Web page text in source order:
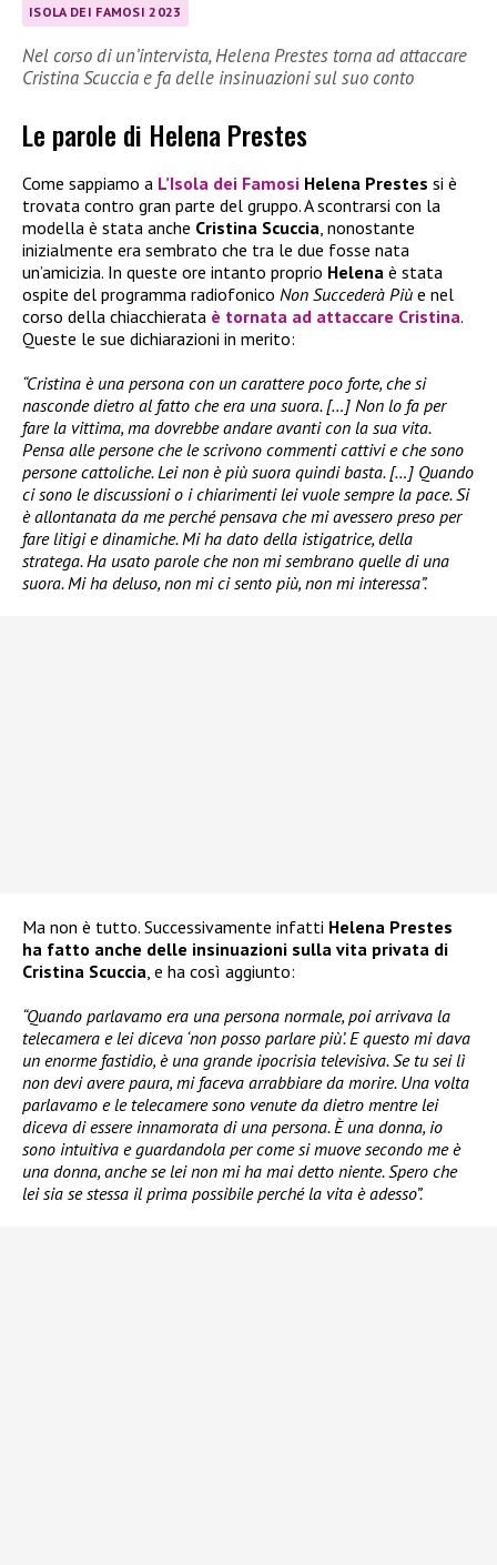
ISOLA DEI FAMOSI 2023
Nel corso di un’intervista, Helena Prestes torna ad attaccare
Cristina Scuccia e fa delle insinuazioni sul suo conto
Le parole di Helena Prestes
Come sappiamo a L’Isola dei Famosi Helena Prestes si è
trovata contro gran parte del gruppo. A scontrarsi con la
modella è stata anche Cristina Scuccia , nonostante
inizialmente era sembrato che tra le due fosse nata
un’amicizia. In queste ore intanto proprio Helena è stata
ospite del programma radiofonico Non Succederà Più e nel
corso della chiacchierata è tornata ad attaccare Cristina.
Queste le sue dichiarazioni in merito:
“Cristina è una persona con un carattere poco forte, che si
nasconde dietro al fatto che era una suora. […] Non lo fa per
fare la vittima, ma dovrebbe andare avanti con la sua vita.
Pensa alle persone che le scrivono commenti cattivi e che sono
persone cattoliche. Lei non è più suora quindi basta. […] Quando
ci sono le discussioni o i chiarimenti lei vuole sempre la pace. Si
è allontanata da me perché pensava che mi avessero preso per
fare litigi e dinamiche. Mi ha dato della istigatrice, della
stratega. Ha usato parole che non mi sembrano quelle di una
suora. Mi ha deluso, non mi ci sento più, non mi interessa”.
Ma non è tutto. Successivamente infatti Helena Prestes
ha fatto anche delle insinuazioni sulla vita privata di
Cristina Scuccia , e ha così aggiunto:
“Quando parlavamo era una persona normale, poi arrivava la
telecamera e lei diceva ‘non posso parlare più’. E questo mi dava
un enorme fastidio, è una grande ipocrisia televisiva. Se tu sei lì
non devi avere paura, mi faceva arrabbiare da morire. Una volta
parlavamo e le telecamere sono venute da dietro mentre lei
diceva di essere innamorata di una persona. È una donna, io
sono intuitiva e guardandola per come si muove secondo me è
una donna, anche se lei non mi ha mai detto niente. Spero che
lei sia se stessa il prima possibile perché la vita è adesso”.